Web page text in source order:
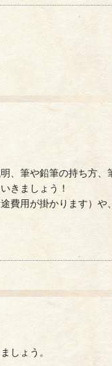
、筆や鉛筆の持ち方
きましょう！
費用が掛かります）や
しょう。